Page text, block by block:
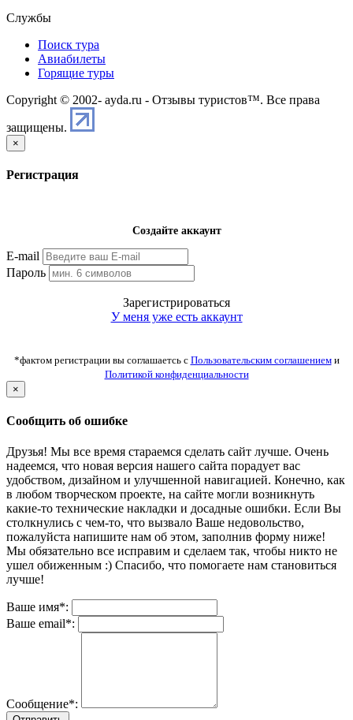
Службы
Поиск тура
Авиабилеты
Горящие туры
Copyright © 2002- ayda.ru - Отзывы туристов™. Все права
защищены.
×
Регистрация
Создайте аккаунт
E-mail
Пароль
Зарегистрироваться
У меня уже есть аккаунт
*фактом регистрации вы соглашаетсь с Пользовательским соглашениеми
Политикой конфиденциальности
×
Сообщить об ошибке
Друзья! Мы все время стараемся сделать сайт лучше. Очень
надеемся, что новая версия нашего сайта порадует вас
удобством, дизайном и улучшенной навигацией. Конечно, как
в любом творческом проекте, на сайте могли возникнуть
какие-то технические накладки и досадные ошибки. Если Вы
столкнулись с чем-то, что вызвало Ваше недовольство,
пожалуйста напишите нам об этом, заполнив форму ниже!
Мы обязательно все исправим и сделаем так, чтобы никто не
ушел обиженным :) Спасибо, что помогаете нам становиться
лучше!
Ваше имя*:
Ваше email*:
Сообщение*: